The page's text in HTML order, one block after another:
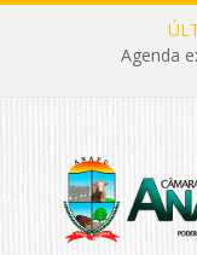
Agenda